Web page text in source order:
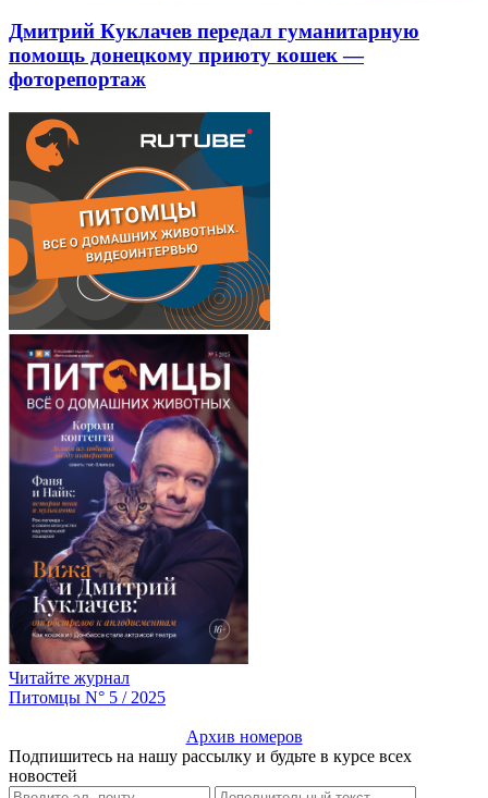
Дмитрий Куклачев передал гуманитарную
помощь донецкому приюту кошек —
фоторепортаж
Читайте журнал
Питомцы N° 5 / 2025
Архив номеров
Подпишитесь на нашу рассылку и будьте в курсе всех
новостей